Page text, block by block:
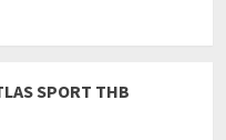
SPORT THB